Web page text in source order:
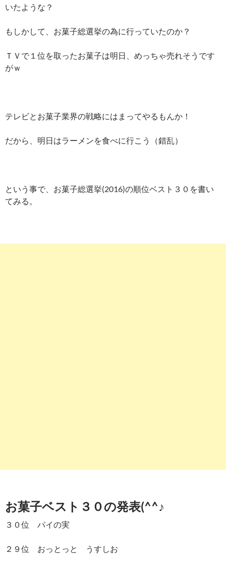
いたような？
もしかして、お菓子総選挙の為に行っていたのか？
ＴＶで１位を取ったお菓子は明日、めっちゃ売れそうです
がｗ
テレビとお菓子業界の戦略にはまってやるもんか！
だから、明日はラーメンを食べに行こう（錯乱）
という事で、お菓子総選挙(2016)の順位ベスト３０を書い
てみる。
お菓子ベスト３０の発表(^^♪
３０位 パイの実
２９位 おっとっと うすしお